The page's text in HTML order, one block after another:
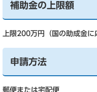
補助金の上限額
上限200万円（国の助成金に
申請方法
郵便または宅配便